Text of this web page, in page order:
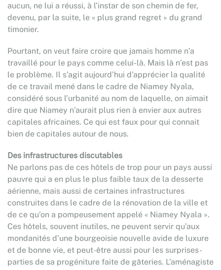
aucun, ne lui a réussi, à l’instar de son chemin de fer,
devenu, par la suite, le « plus grand regret » du grand
timonier.
Pourtant, on veut faire croire que jamais homme n’a
travaillé pour le pays comme celui-là. Mais là n’est pas
le problème. Il s’agit aujourd’hui d’apprécier la qualité
de ce travail mené dans le cadre de Niamey Nyala,
considéré sous l’urbanité au nom de laquelle, on aimait
dire que Niamey n’aurait plus rien à envier aux autres
capitales africaines. Ce qui est faux pour qui connait
bien de capitales autour de nous.
Des infrastructures discutables
Ne parlons pas de ces hôtels de trop pour un pays aussi
pauvre qui a en plus le plus faible taux de la desserte
aérienne, mais aussi de certaines infrastructures
construites dans le cadre de la rénovation de la ville et
de ce qu’on a pompeusement appelé « Niamey Nyala ».
Ces hôtels, souvent inutiles, ne peuvent servir qu’aux
mondanités d’une bourgeoisie nouvelle avide de luxure
et de bonne vie, et peut-être aussi pour les surprises-
parties de sa progéniture faite de gâteries. L’aménagiste